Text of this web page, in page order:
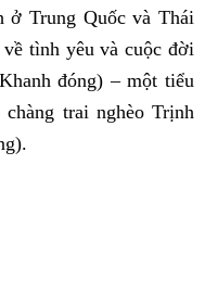
Trung Quốc và Thái
tình yêu và cuộc đời
đóng) – một tiểu
trai nghèo Trịnh